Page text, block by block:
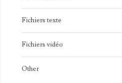
Fichiers texte
Fichiers vidéo
Other